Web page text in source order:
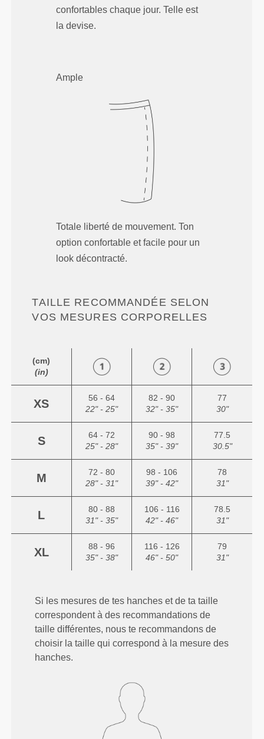
confortables chaque jour. Telle est
la devise.
Ample
Totale liberté de mouvement. Ton
option confortable et facile pour un
look décontracté.
TAILLE RECOMMANDÉE SELON
VOS MESURES CORPORELLES
(cm)
(in)
XS
56 - 64
22" - 25"
82 - 90
32" - 35"
77
30"
S
64 - 72
25" - 28"
90 - 98
35" - 39"
77.5
30.5"
M
72 - 80
28" - 31"
98 - 106
39" - 42"
78
31"
L
80 - 88
31" - 35"
106 - 116
42" - 46"
78.5
31"
XL
88 - 96
35" - 38"
116 - 126
46" - 50"
79
31"
Si les mesures de tes hanches et de ta taille
correspondent à des recommandations de
taille différentes, nous te recommandons de
choisir la taille qui correspond à la mesure des
hanches.